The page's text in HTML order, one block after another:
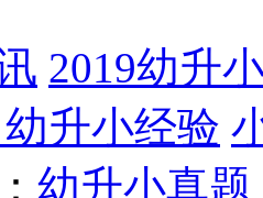
2019幼升
幼升小经验
幼升小真题